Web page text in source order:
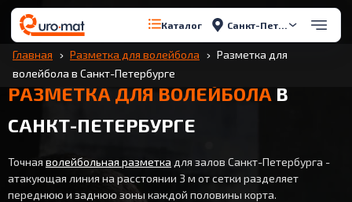
Каталог Санкт-Петербург
Главная Разметка для волейбола
Разметка для
волейбола в Санкт-Петербурге
РАЗМЕТКА ДЛЯ ВОЛЕЙБОЛА В
САНКТ-ПЕТЕРБУРГЕ
Точная волейбольная разметка для залов Санкт-Петербурга -
атакующая линия на расстоянии 3 м от сетки разделяет
переднюю и заднюю зоны каждой половины корта.